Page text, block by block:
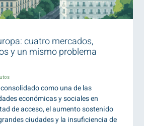
cuatro mercados,
y un mismo problema
como una de las
económicas y sociales en
de acceso, el aumento sostenido
ciudades y la insuficiencia de